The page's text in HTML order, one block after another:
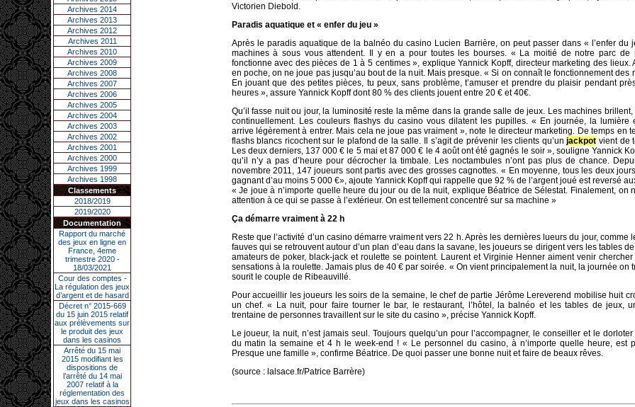
Archives 2014
Archives 2013
Archives 2012
Archives 2011
Archives 2010
Archives 2009
Archives 2008
Archives 2007
Archives 2006
Archives 2005
Archives 2004
Archives 2003
Archives 2002
Archives 2001
Archives 2000
Archives 1999
Archives 1998
Classements
2018/2019
2019/2020
Documentation
Rapport du marché
des jeux en ligne en
France, 4eme
trimestre 2020 -
18/03/2021
Cour des comptes -
La régulation des jeux
d’argent et de hasard
Décret n° 2015-669
du 15 juin 2015 relatif
aux prélèvements sur
le produit des jeux
dans les casinos
Arrêté du 15 mai
2015 modifiant les
dispositions de
l’arrêté du 14 mai
2007 relatif à la
réglementation des
jeux dans les casinos
Victorien Diebold.
Paradis aquatique et « enfer du jeu »
Après le paradis aquatique de la balnéo du casino Lucien Barrière, on peut passer dans « l’enfer du
machines à sous vous attendent. Il y en a pour toutes les bourses. « La moitié de notre parc de
fonctionne avec des pièces de 1 à 5 centimes », explique Yannick Kopff, directeur marketing des lieux.
en poche, on ne joue pas jusqu’au bout de la nuit. Mais presque. « Si on connaît le fonctionnement des
En jouant que des petites pièces, tu peux, sans problème, t’amuser et prendre du plaisir pendant
heures », assure Yannick Kopff dont 80 % des clients jouent entre 20 € et 40€.
Qu’il fasse nuit ou jour, la luminosité reste la même dans la grande salle de jeux. Les machines
continuellement. Les couleurs flashys du casino vous dilatent les pupilles. « En journée, la lumière
arrive légèrement à entrer. Mais cela ne joue pas vraiment », note le directeur marketing. De temps en
flashs blancs ricochent sur le plafond de la salle. Il s’agit de prévenir les clients qu’unjackpot vient de
Les deux derniers, 137 000 € le 5 mai et 87 000 € le 4 août ont été gagnés le soir », souligne Yannick
qu’il n’y a pas d’heure pour décrocher la timbale. Les noctambules n’ont pas plus de chance.
novembre 2011, 147 joueurs sont partis avec des grosses cagnottes. « En moyenne, tous les deux
gagnant d’au moins 5 000 €», ajoute Yannick Kopff qui rappelle que 92 % de l’argent joué est reversé
« Je joue à n’importe quelle heure du jour ou de la nuit, explique Béatrice de Sélestat. Finalement, on
attention à ce qui se passe à l’extérieur. On est tellement concentré sur sa machine »
Ça démarre vraiment à 22 h
Reste que l’activité d’un casino démarre vraiment vers 22 h. Après les dernières lueurs du jour, comme
fauves qui se retrouvent autour d’un plan d’eau dans la savane, les joueurs se dirigent vers les tables
amateurs de poker, black-jack et roulette se pointent. Laurent et Virginie Henner aiment venir
sensations à la roulette. Jamais plus de 40 € par soirée. « On vient principalement la nuit, la journée on
sourit le couple de Ribeauvillé.
Pour accueillir les joueurs les soirs de la semaine, le chef de partie Jérôme Lereverend mobilise huit
un chef. « La nuit, pour faire tourner le bar, le restaurant, l’hôtel, la balnéo et les tables de jeux,
trentaine de personnes travaillent sur le site du casino », précise Yannick Kopff.
Le joueur, la nuit, n’est jamais seul. Toujours quelqu’un pour l’accompagner, le conseiller et le dorloter
du matin la semaine et 4 h le week-end ! « Le personnel du casino, à n’importe quelle heure, est
Presque une famille », confirme Béatrice. De quoi passer une bonne nuit et faire de beaux rêves.
(source : lalsace.fr/Patrice Barrère)